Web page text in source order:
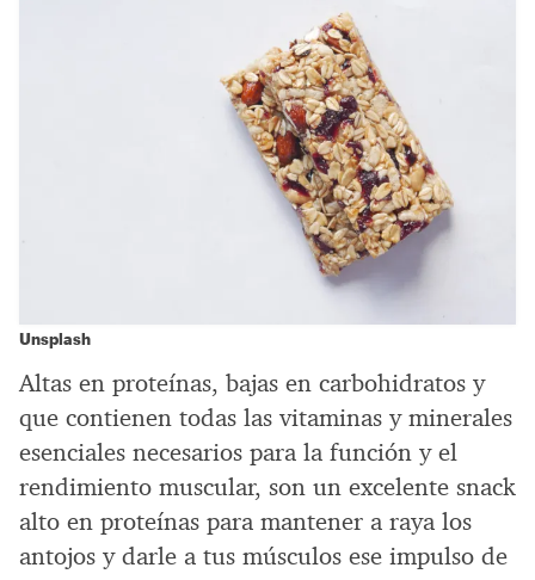
Unsplash
Altas en proteínas, bajas en carbohidratos y
que contienen todas las vitaminas y minerales
esenciales necesarios para la función y el
rendimiento muscular, son un excelente snack
alto en proteínas para mantener a raya los
antojos y darle a tus músculos ese impulso de